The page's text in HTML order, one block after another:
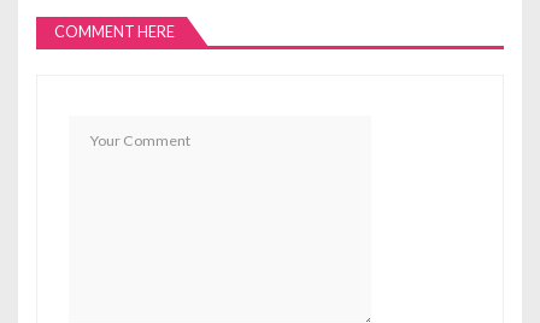
COMMENT HERE